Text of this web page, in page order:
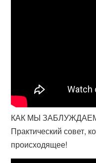
КАК МЫ
Практический совет,
происходящее!